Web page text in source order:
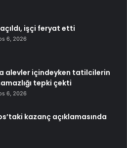
işçi feryat etti
6, 2026
alevler içindeyken tatilcilerin
tepki çekti
6, 2026
kazanç açıklamasında